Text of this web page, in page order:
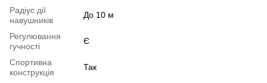
Радіус дії
навушників
До 10 м
Регулювання
гучності
Є
Спортивна
конструкція
Так